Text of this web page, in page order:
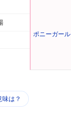
ポニーガール
は？